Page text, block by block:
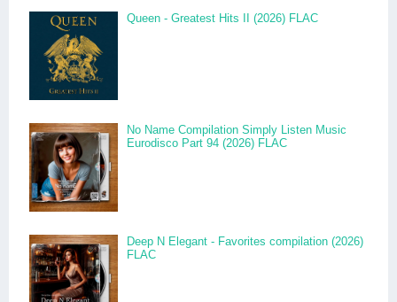
Queen - Greatest Hits II (2026) FLAC
No Name Compilation Simply Listen Music
Eurodisco Part 94 (2026) FLAC
Deep N Elegant - Favorites compilation (2026)
FLAC